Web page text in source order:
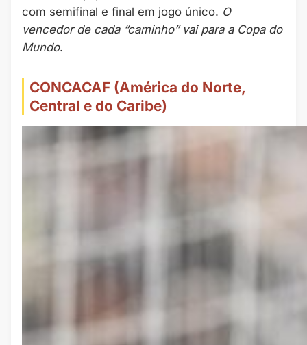
com semifinal e final em jogo único. O
vencedor de cada “caminho” vai para a Copa do
Mundo.
CONCACAF (América do Norte,
Central e do Caribe)